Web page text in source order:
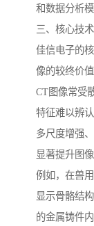
和数据分析
三、核心技
佳信电子的
像的较终价
CT图像常受
特征难以辨
多尺度增强
显著提升图
例如，在兽
显示骨骼结
的金属铸件